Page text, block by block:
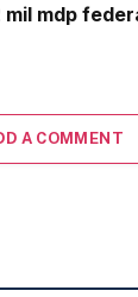
mil mdp
A COMMENT